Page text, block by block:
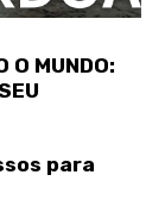
O MUNDO:
para